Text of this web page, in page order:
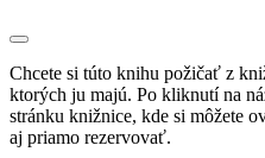
Chcete si túto knihu požičať z
ktorých ju majú. Po kliknutí na
stránku knižnice, kde si môžete
aj priamo rezervovať.